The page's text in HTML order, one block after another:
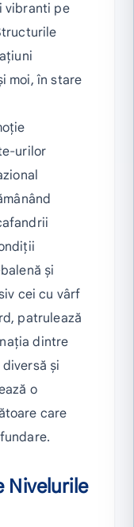
vibranti pe
moi, în stare
urilor
și
cei cu vârf
patrulează
dintre
și
o
care
Nivelurile